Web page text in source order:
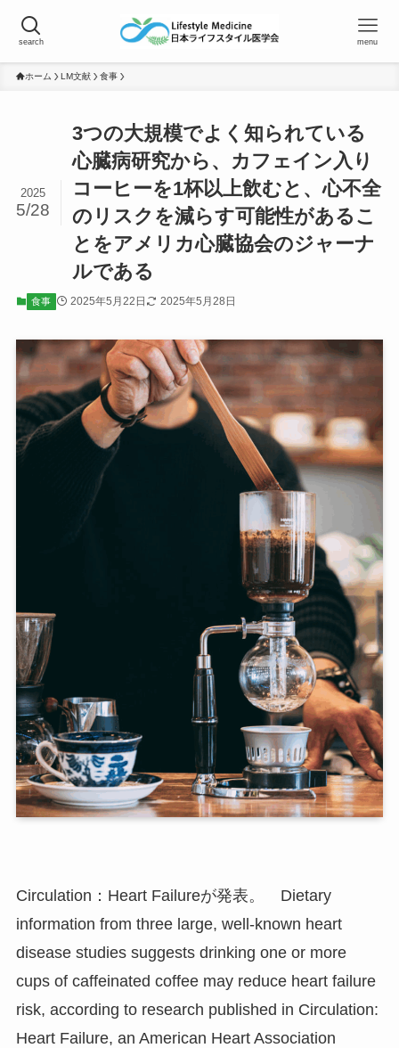
search menu
ホーム LM文献 食事
3つの大規模でよく知られている
心臓病研究から、カフェイン入り
コーヒーを1杯以上飲むと、心不全
のリスクを減らす可能性があるこ
とをアメリカ心臓協会のジャーナ
ルである
2025
5/28
食事 2025年5月22日 2025年5月28日
Circulation：Heart Failureが発表。 Dietary
information from three large, well-known heart
disease studies suggests drinking one or more
cups of caffeinated coffee may reduce heart failure
risk, according to research published in Circulation:
Heart Failure, an American Heart Association